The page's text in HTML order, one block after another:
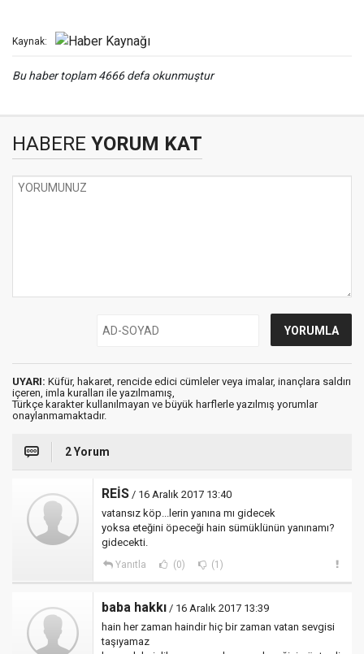
Kaynak:
Bu haber toplam 4666 defa okunmuştur
HABERE YORUM KAT
UYARI: Küfür, hakaret, rencide edici cümleler veya imalar, inançlara saldırı
içeren, imla kuralları ile yazılmamış,
Türkçe karakter kullanılmayan ve büyük harflerle yazılmış yorumlar
onaylanmamaktadır.
2 Yorum
REİS / 16 Aralık 2017 13:40
vatansız köp...lerin yanına mı gidecek
yoksa eteğini öpeceği hain sümüklünün yanınamı?
gidecekti.
Yanıtla (0) (1)
baba hakkı / 16 Aralık 2017 13:39
hain her zaman haindir hiç bir zaman vatan sevgisi
taşıyamaz